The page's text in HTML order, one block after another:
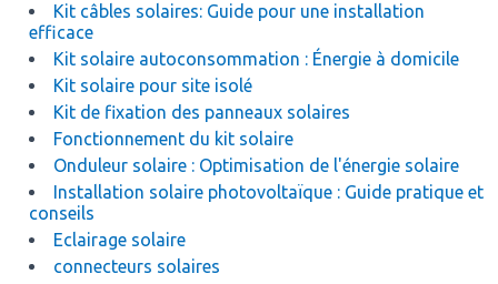
Kit câbles solaires: Guide pour une installation
efficace
Kit solaire autoconsommation : Énergie à domicile
Kit solaire pour site isolé
Kit de fixation des panneaux solaires
Fonctionnement du kit solaire
Onduleur solaire : Optimisation de l'énergie solaire
Installation solaire photovoltaïque : Guide pratique et
conseils
Eclairage solaire
connecteurs solaires